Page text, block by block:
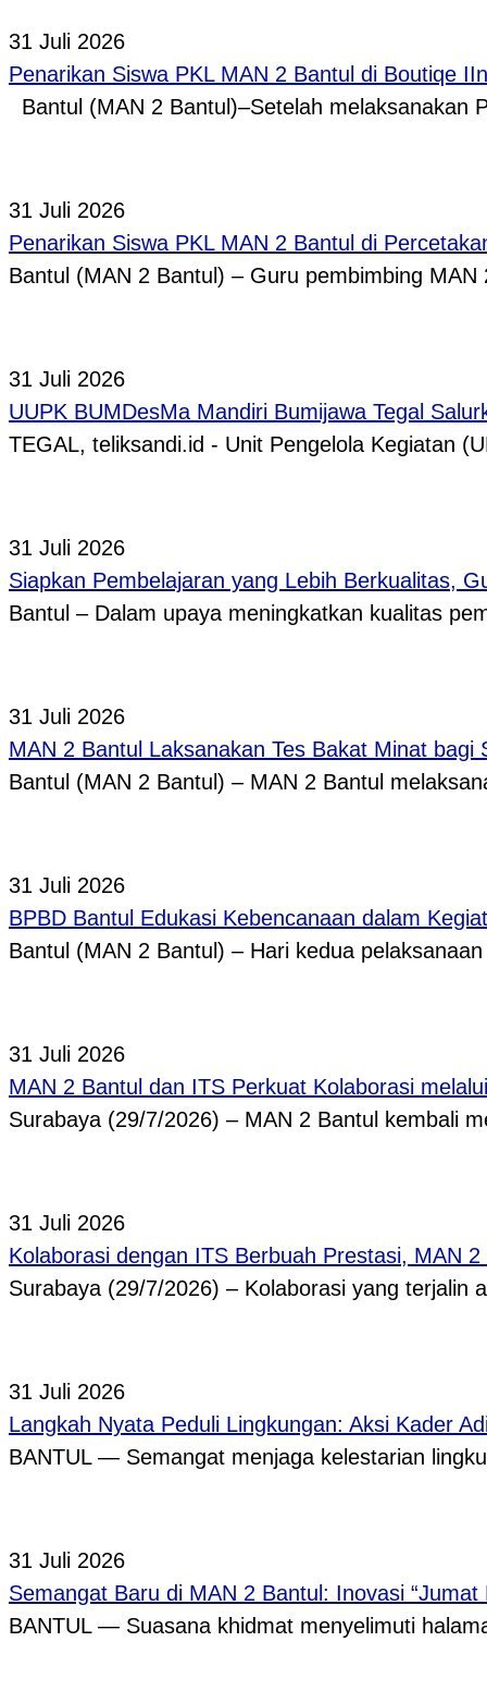
31 Juli 2026
Penarikan Siswa PKL MAN 2 Bantul di Boutiqe
Bantul (MAN 2 Bantul)–Setelah melaksanakan
31 Juli 2026
Penarikan Siswa PKL MAN 2 Bantul di
Bantul (MAN 2 Bantul) – Guru pembimbing
31 Juli 2026
UUPK BUMDesMa Mandiri Bumijawa Tegal
TEGAL, teliksandi.id - Unit Pengelola Kegiatan
31 Juli 2026
Siapkan Pembelajaran yang Lebih Berkualitas,
Bantul – Dalam upaya meningkatkan kualitas
31 Juli 2026
MAN 2 Bantul Laksanakan Tes Bakat Minat bagi
Bantul (MAN 2 Bantul) – MAN 2 Bantul
31 Juli 2026
BPBD Bantul Edukasi Kebencanaan dalam
Bantul (MAN 2 Bantul) – Hari kedua
31 Juli 2026
MAN 2 Bantul dan ITS Perkuat Kolaborasi
Surabaya (29/7/2026) – MAN 2 Bantul kembali
31 Juli 2026
Kolaborasi dengan ITS Berbuah Prestasi, MAN
Surabaya (29/7/2026) – Kolaborasi yang terjalin
31 Juli 2026
Langkah Nyata Peduli Lingkungan: Aksi Kader
BANTUL — Semangat menjaga kelestarian
31 Juli 2026
Semangat Baru di MAN 2 Bantul: Inovasi
BANTUL — Suasana khidmat menyelimuti